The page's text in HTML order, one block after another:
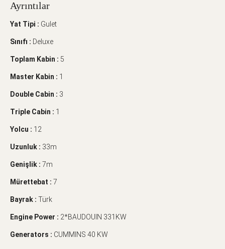
Ayrıntılar
Yat Tipi : Gulet
Sınıfı : Deluxe
Toplam Kabin : 5
Master Kabin : 1
Double Cabin : 3
Triple Cabin : 1
Yolcu : 12
Uzunluk : 33m
Genişlik : 7m
Mürettebat : 7
Bayrak : Türk
Engine Power : 2*BAUDOUIN 331KW
Generators : CUMMINS 40 KW